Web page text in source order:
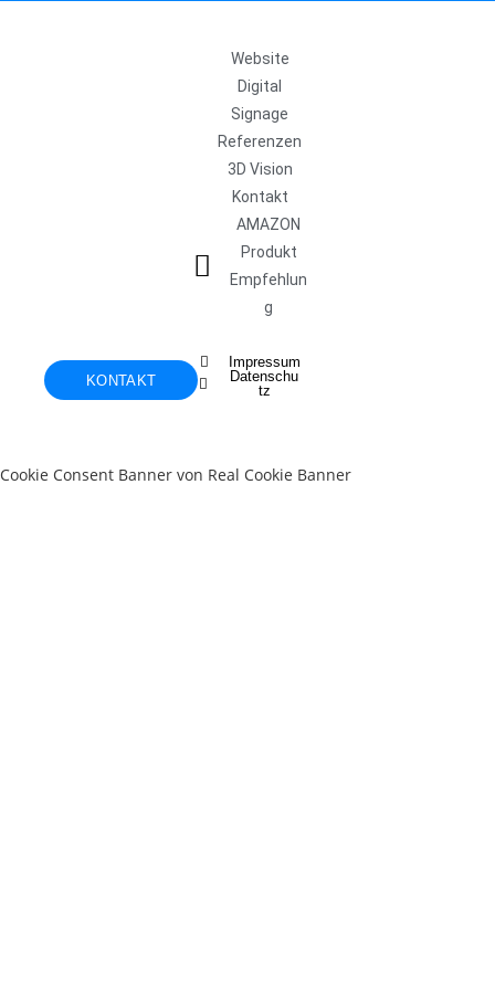
Website
Digital
Signage
Referenzen
3D Vision
Kontakt
AMAZON
Produkt
Empfehlun
g
KONTAKT
Impressum
Datenschu
tz
Cookie Consent Banner von Real Cookie Banner